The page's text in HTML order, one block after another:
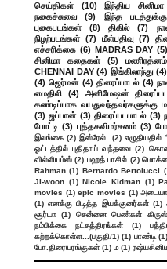
செய்திகள்
(10) இந்திய சினிமா
நகைச்சுவை
(9) இந்த
புகைபடங்கள்
(8) திகில் (7)
நிழற்படங்கள் (7) மீள்பதிவு (7)
எச்சரிக்கை (6) MADRAS DAY (5)
சினிமா கதைகள்
(5) மணிரத்னம்
CHENNAI DAY (4) இங்கிலாந்து (4)
(4) ஜெர்மன் (4) திரைப்பாடல் (4)
மைதிலி
(4) அனிமேஷன்
கண்டிப்பாக வயதுவந்தவர்களுக்கு
(3) ஜப்பான் (3) திரைப்படபாடல் (3)
போட்டி (3) புத்தகவிமர்சனம் (3)
இலங்கை (2) இஸ்ரேல். (2) எழுதியதில்
ஓட்டத்தில் புதிதாய் வந்தவை (2)
வில்லியம்ஸ் (2) பஹத் பாசில் (2)
Rahman (1) Bernardo Bertolucci
Ji-woon (1) Nicole Kidman (1)
movies (1) epic movies (1)
(1) எனக்கு பிடித்த இயக்குனர்கள் (1)
சூர்யா (1) சென்னை பெண்கள்
நம்பிக்கை நட்சத்திரங்கள்
(1)
கற்றக்கொள்ள...(பகுதி/1) (1) பாண்டி (1)
போ.திரையரங்குகள் (1) ம (1)